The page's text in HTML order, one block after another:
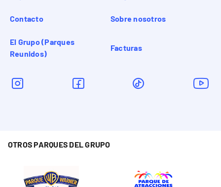
Contacto Sobre nosotros
El Grupo (Parques
Reunidos)
Facturas
OTROS PARQUES DEL GRUPO